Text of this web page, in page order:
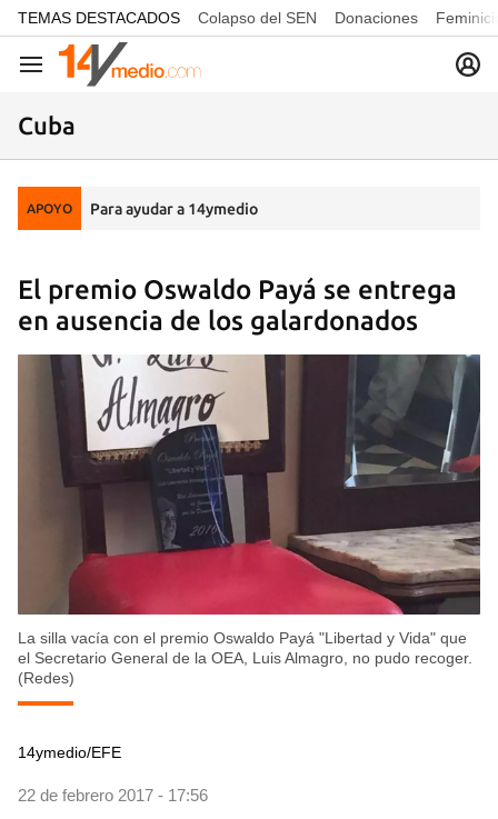
common.go-to-content
TEMAS DESTACADOS Colapso del SEN Donaciones
Navegación
Cuba
APOYO Para ayudar a 14ymedio
El premio Oswaldo Payá se entrega
en ausencia de los galardonados
La silla vacía con el premio Oswaldo Payá "Libertad y Vida" que
el Secretario General de la OEA, Luis Almagro, no pudo recoger.
(Redes)
14ymedio/EFE
22 de febrero 2017 - 17:56